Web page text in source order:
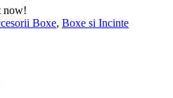
now!
Boxe, Boxe si Incinte